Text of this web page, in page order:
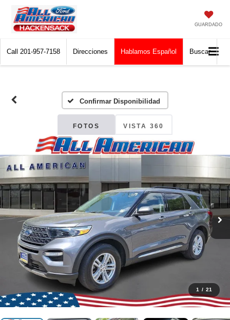
GUARDADO
Call 201-957-7158 Direcciones Hablamos Español Buscar
Confirmar Disponibilidad
FOTOS VISTA 360
1 / 21